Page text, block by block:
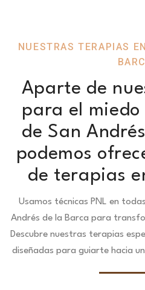
NUESTRAS TERAPIAS
Aparte de
para el miedo
de San
podemos
de terapias
Usamos técnicas PNL en
Andrés de la Barca para
Descubre nuestras terapias
diseñadas para guiarte hacia